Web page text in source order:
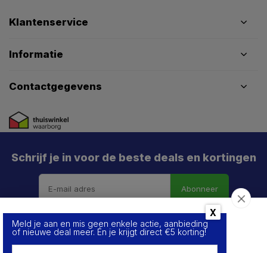
Klantenservice
Informatie
Contactgegevens
Schrijf je in voor de beste deals en kortingen
Abonneer
Meld je aan en mis geen enkele actie, aanbieding
of nieuwe deal meer. Én je krijgt direct €5 korting!
Over de cookies op deze website
We maken gebruik van cookies om gegevens m.b.t. de